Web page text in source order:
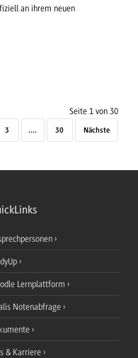
an ihrem neuen
Seite 1 von 30
3 .... 30 Nächste
Lernplattform
Notenabfrage
& Karriere